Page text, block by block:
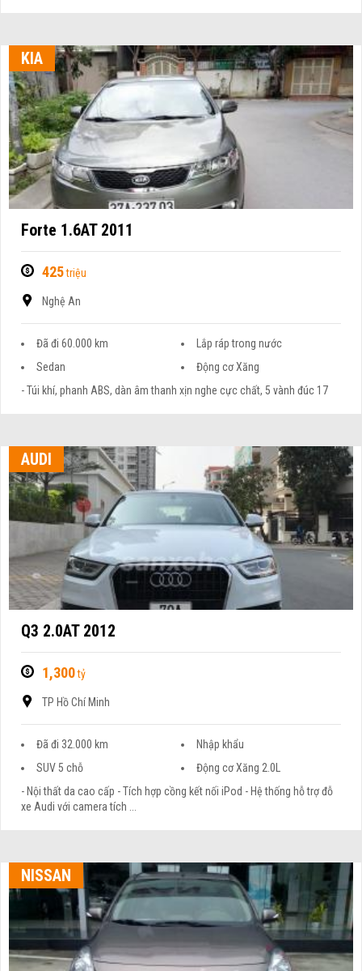
KIA
Forte 1.6AT 2011
425triệu
Nghệ An
Đã đi 60.000 km
Lắp ráp trong nước
Sedan
Động cơ Xăng
- Túi khí, phanh ABS, dàn âm thanh xịn nghe cực chất, 5 vành đúc 17
AUDI
Q3 2.0AT 2012
1,300tỷ
TP Hồ Chí Minh
Đã đi 32.000 km
Nhập khẩu
SUV 5 chỗ
Động cơ Xăng 2.0L
- Nội thất da cao cấp - Tích hợp cồng kết nối iPod - Hệ thống hỗ trợ đỗ
xe Audi với camera tích ...
NISSAN